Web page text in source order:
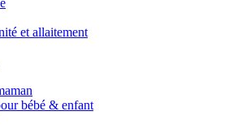
et allaitement
bébé & enfant